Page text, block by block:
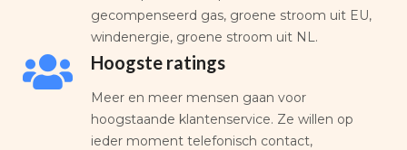
gecompenseerd gas, groene stroom uit EU,
windenergie, groene stroom uit NL.
Hoogste ratings
Meer en meer mensen gaan voor
hoogstaande klantenservice. Ze willen op
ieder moment telefonisch contact,